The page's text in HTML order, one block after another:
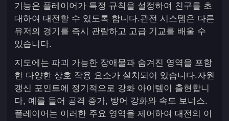
기능은 플레이어가 특정 규칙을 설정하여 친구를 초
대하여 대전할 수 있도록 합니다.관전 시스템은 다른
유저의 경기를 즉시 관람하고 고급 기교를 배울 수
있습니다.
지도에는 파괴 가능한 장애물과 숨겨진 영역을 포함
한 다양한 상호 작용 요소가 설치되어 있습니다.자원
갱신 포인트에 정기적으로 강화 아이템이 출현합니
다, 예를 들어 공격 증가, 방어 강화와 속도 보너스.
플레이어는 이러한 주요 영역을 제어하여 대전의 이